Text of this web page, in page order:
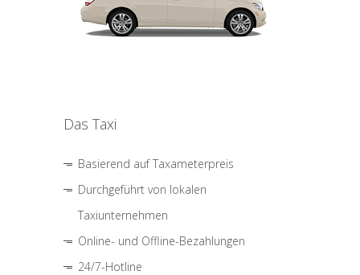
Das Taxi
Basierend auf Taxameterpreis
Durchgeführt von lokalen
Taxiunternehmen
Online- und Offline-Bezahlungen
24/7-Hotline